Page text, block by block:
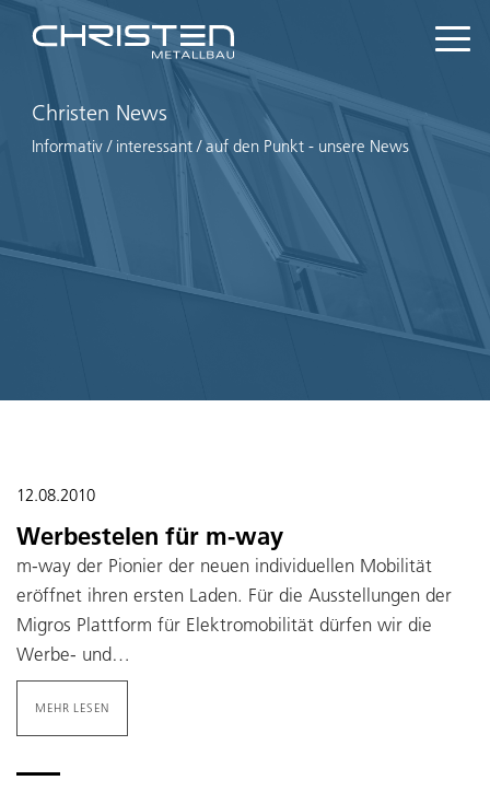
Christen News
Informativ / interessant / auf den Punkt - unsere News
12.08.2010
Werbestelen für m-way
m-way der Pionier der neuen individuellen Mobilität
eröffnet ihren ersten Laden. Für die Ausstellungen der
Migros Plattform für Elektromobilität dürfen wir die
Werbe- und…
MEHR LESEN